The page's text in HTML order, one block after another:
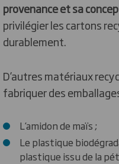
provenance et sa
privilégier les cartons
durablement.
D’autres matériaux
fabriquer des
L’amidon de maïs ;
Le plastique
plastique issu de la